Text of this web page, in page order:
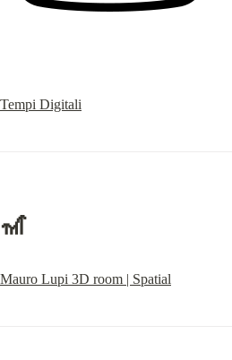
Tempi Digitali
🎢
Mauro Lupi 3D room | Spatial